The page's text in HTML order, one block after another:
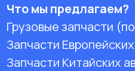
Что мы предлагаем?
Грузовые запчасти
Запчасти
Запчасти Китайских